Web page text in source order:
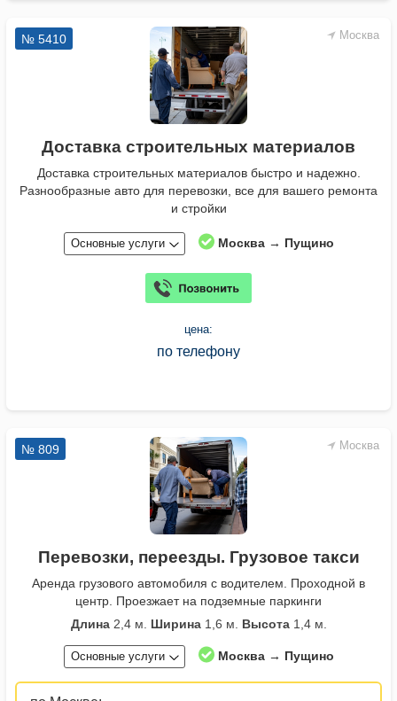
Москва
№ 5410
Доставка строительных материалов
Доставка строительных материалов быстро и надежно.
Разнообразные авто для перевозки, все для вашего ремонта
и стройки
Основные услуги Москва → Пущино
цена:
по телефону
Москва
№ 809
Перевозки, переезды. Грузовое такси
Аренда грузового автомобиля с водителем. Проходной в
центр. Проезжает на подземные паркинги
Длина2,4 м. Ширина1,6 м. Высота1,4 м.
Основные услуги Москва → Пущино